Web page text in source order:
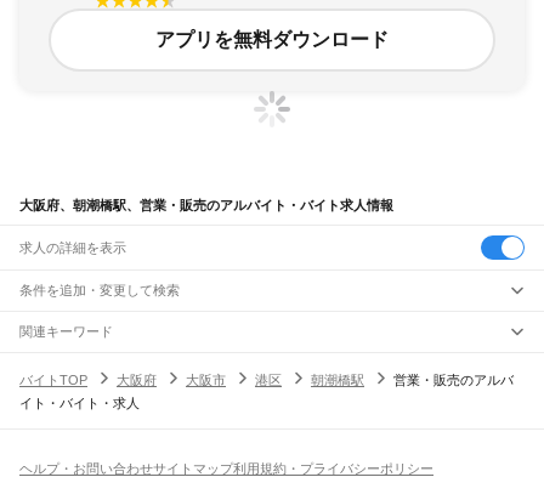
アプリを無料ダウンロード
大阪府、朝潮橋駅、営業・販売のアルバイト・バイト求人情報
求人の詳細を表示
条件を追加・変更して検索
市区町村を追加・変更
大阪府すべて
大阪市 すべて
平野区北区中央区
駅を追加・変更
職種を追加・変更
飲食・フードサービスすべて
関連キーワード
バイトTOP
大阪府 大阪市 港区 朝潮橋駅
営業・販売のアルバ
イト・バイト・求人
ヘルプ・お問い合わせサイトマップ利用規約・プライバシーポリシー